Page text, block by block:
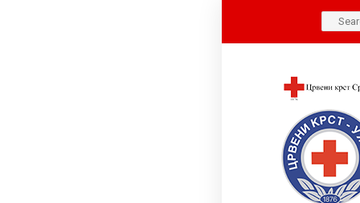
Search
for: